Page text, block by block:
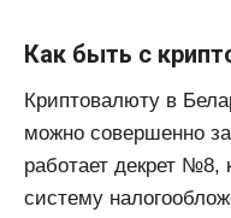
Как быть с
Криптовалюту в
можно совершенно
работает декрет №8,
систему